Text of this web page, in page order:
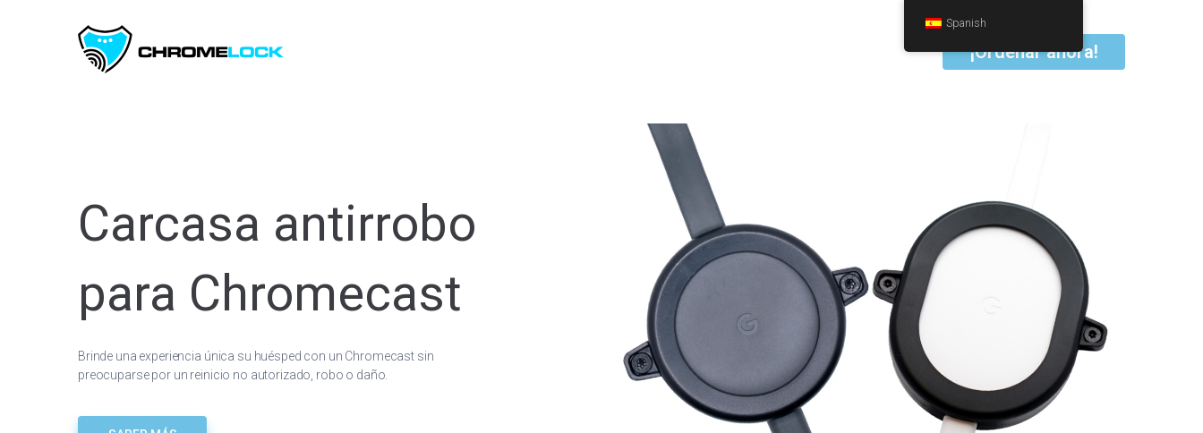
¡Ordenar ahora!
Carcasa antirrobo
para Chromecast
Brinde una experiencia única su huésped con un Chromecast sin
preocuparse por un reinicio no autorizado, robo o daño.
Spanish